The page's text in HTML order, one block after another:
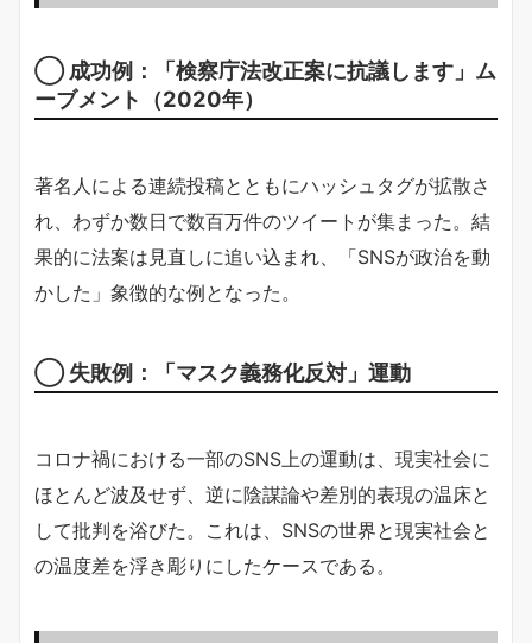
◯ 成功例：「検察庁法改正案に抗議します」ム
ーブメント（2020年）
著名人による連続投稿とともにハッシュタグが拡散さ
れ、わずか数日で数百万件のツイートが集まった。結
果的に法案は見直しに追い込まれ、「SNSが政治を動
かした」象徴的な例となった。
◯ 失敗例：「マスク義務化反対」運動
コロナ禍における一部のSNS上の運動は、現実社会に
ほとんど波及せず、逆に陰謀論や差別的表現の温床と
して批判を浴びた。これは、SNSの世界と現実社会と
の温度差を浮き彫りにしたケースである。